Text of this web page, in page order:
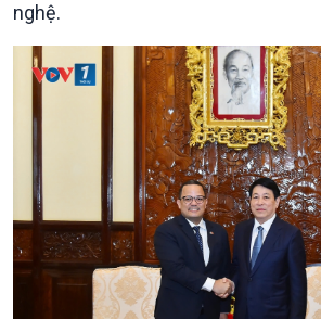
Chính trị
Tin Chính trị
Chính phủ với người dân
Quốc hội với cử tri
Xây dựng đảng
Đảng trong cuộc sống
Nhận diện sự thật
Pháp luật và đời sống
Thế giới
Tin thế
Vấn đề
Hồ sơ
Thế
Biên
bền
nghệ.